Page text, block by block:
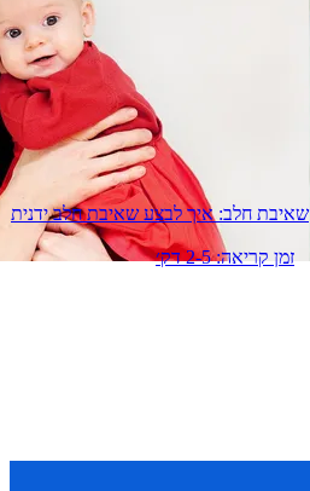
שאיבת חלב: איך לבצע שאיבת חלב ידנית
זמן קריאה: 2-5 דק׳